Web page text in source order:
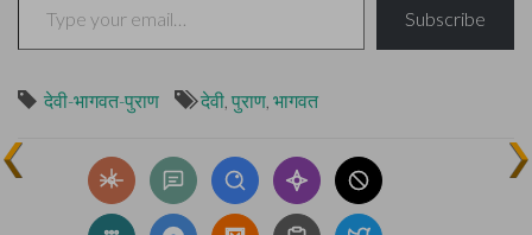
Subscribe
देवी-भागवत-पुराण देवी पुराण भागवत